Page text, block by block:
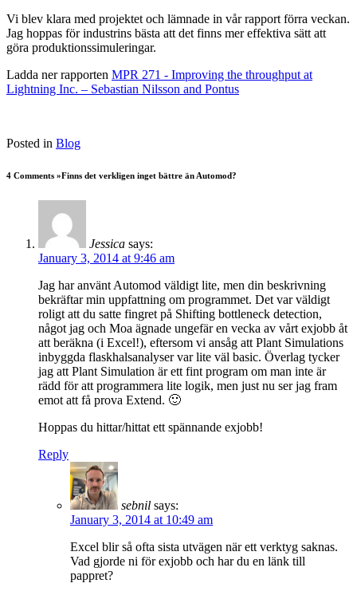
Vi blev klara med projektet och lämnade in vår rapport förra veckan.
Jag hoppas för industrins bästa att det finns mer effektiva sätt att
göra produktionssimuleringar.
Ladda ner rapporten MPR 271 - Improving the throughput at
Lightning Inc. – Sebastian Nilsson and Pontus
Posted in Blog
4 Comments »Finns det verkligen inget bättre än Automod?
Jessica says:
January 3, 2014 at 9:46 am
Jag har använt Automod väldigt lite, men din beskrivning
bekräftar min uppfattning om programmet. Det var väldigt
roligt att du satte fingret på Shifting bottleneck detection,
något jag och Moa ägnade ungefär en vecka av vårt exjobb åt
att beräkna (i Excel!), eftersom vi ansåg att Plant Simulations
inbyggda flaskhalsanalyser var lite väl basic. Överlag tycker
jag att Plant Simulation är ett fint program om man inte är
rädd för att programmera lite logik, men just nu ser jag fram
emot att få prova Extend. 🙂
Hoppas du hittar/hittat ett spännande exjobb!
Reply
sebnil says:
January 3, 2014 at 10:49 am
Excel blir så ofta sista utvägen när ett verktyg saknas.
Vad gjorde ni för exjobb och har du en länk till
pappret?